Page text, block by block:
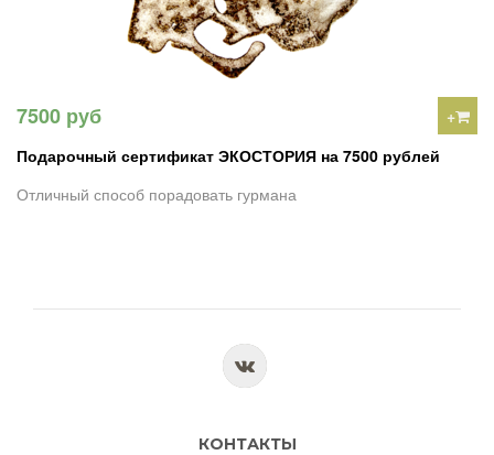
7500 руб
+
Подарочный сертификат ЭКОСТОРИЯ на 7500 рублей
Отличный способ порадовать гурмана
КОНТАКТЫ